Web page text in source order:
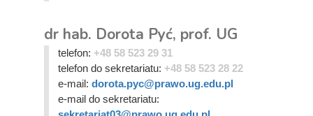
dr hab. Dorota Pyć, prof. UG
telefon: +48 58 523 29 31
telefon do sekretariatu: +48 58 523 28 22
e-mail: dorota.pyc@prawo.ug.edu.pl
e-mail do sekretariatu: